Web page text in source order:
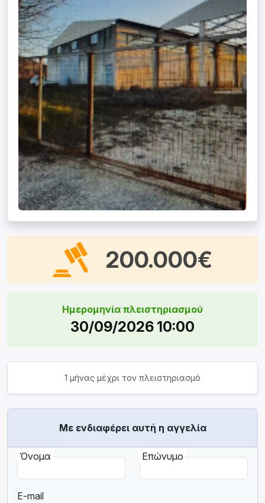
200.000€
Ημερομηνία πλειστηριασμού
30/09/2026 10:00
1 μήνας μέχρι τον πλειστηριασμό
Με ενδιαφέρει αυτή η αγγελία
Όνομα Επώνυμο
E-mail